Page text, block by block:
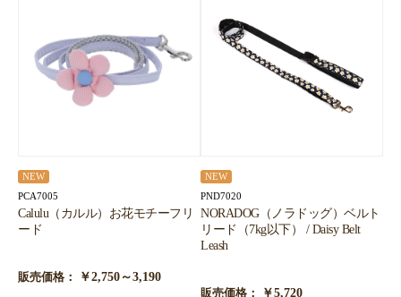
NEW
PCA7005
Calulu（カルル）お花モチーフリ
ード
販売価格： ￥2,750～3,190
NEW
PND7020
NORADOG（ノラドッグ）ベルト
リード（7kg以下） / Daisy Belt
Leash
販売価格： ￥5,720